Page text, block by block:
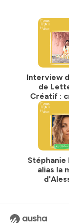
Interview de ‪Y-
de
Créatif‬ : créer et
ralentir
actes de
Stéphanie
alias la